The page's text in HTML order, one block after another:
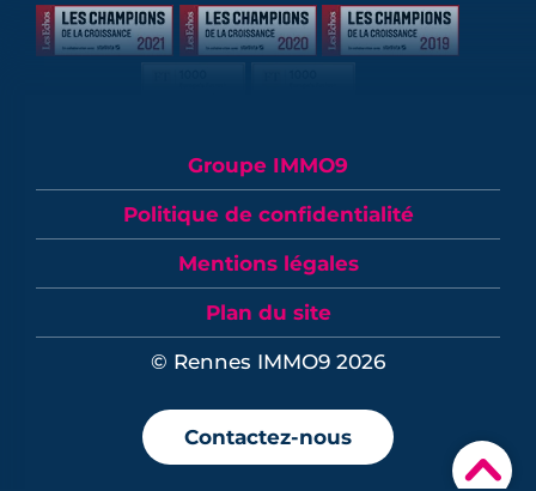
▾
Groupe IMMO9
Politique de confidentialité
Mentions légales
Plan du site
© Rennes IMMO9 2026
Contactez-nous